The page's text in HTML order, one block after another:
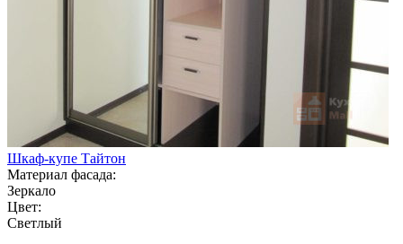
Шкаф-купе Тайтон
Материал фасада:
Зеркало
Цвет:
Светлый